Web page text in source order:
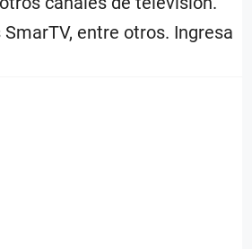
entre otros. Ingresa